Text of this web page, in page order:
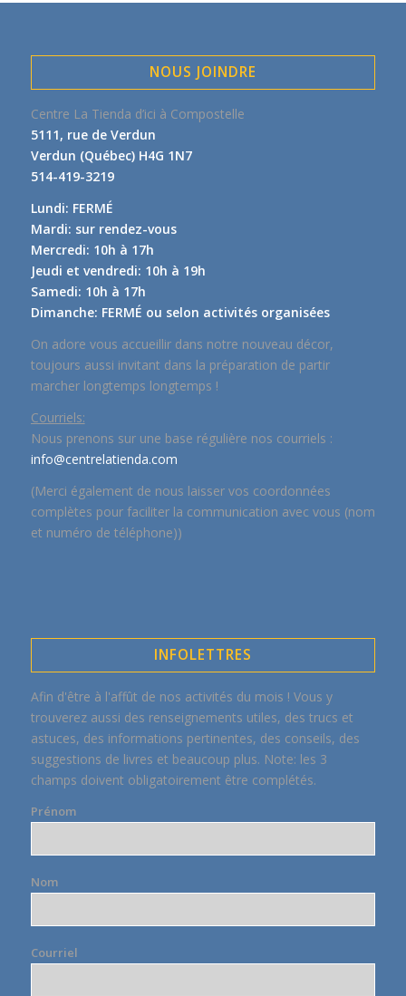
NOUS JOINDRE
Centre La Tienda d’ici à Compostelle
5111, rue de Verdun
Verdun (Québec) H4G 1N7
514-419-3219
Lundi: FERMÉ
Mardi: sur rendez-vous
Mercredi: 10h à 17h
Jeudi et vendredi: 10h à 19h
Samedi: 10h à 17h
Dimanche: FERMÉ ou selon activités organisées
On adore vous accueillir dans notre nouveau décor,
toujours aussi invitant dans la préparation de partir
marcher longtemps longtemps !
Courriels:
Nous prenons sur une base régulière nos courriels :
info@centrelatienda.com
(Merci également de nous laisser vos coordonnées
complètes pour faciliter la communication avec vous (nom
et numéro de téléphone))
INFOLETTRES
Afin d'être à l'affût de nos activités du mois ! Vous y
trouverez aussi des renseignements utiles, des trucs et
astuces, des informations pertinentes, des conseils, des
suggestions de livres et beaucoup plus. Note: les 3
champs doivent obligatoirement être complétés.
Prénom
Nom
Courriel